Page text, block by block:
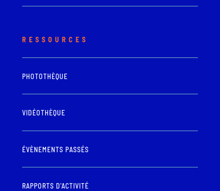
RESSOURCES
PHOTOTHÈQUE
VIDÉOTHÈQUE
ÉVÈNEMENTS PASSÉS
RAPPORTS D'ACTIVITÉ